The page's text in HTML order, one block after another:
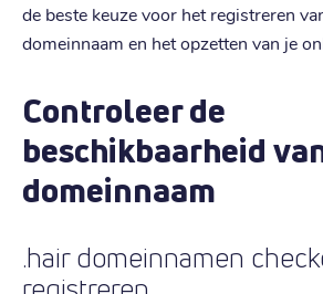
de beste keuze voor het registreren
domeinnaam en het opzetten van je
Controleer de
beschikbaarheid
domeinnaam
.hair domeinnamen